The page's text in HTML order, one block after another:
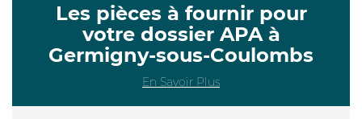
Les pièces à fournir pour
votre dossier APA à
Germigny-sous-Coulombs
En Savoir Plus